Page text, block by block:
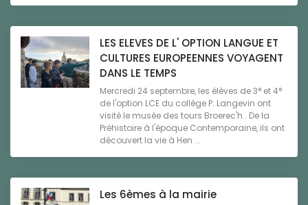
LES ELEVES DE L' OPTION LANGUE ET
CULTURES EUROPEENNES VOYAGENT
DANS LE TEMPS
Mercredi 24 septembre, les élèves de 3° et 4°
de l'option LCE du collège P. Langevin ont
visité le musée des tours Broerec'h . De la
Préhistoire à l'époque Contemporaine, ils ont
découvert la vie à Hen ...
Les 6èmes à la mairie